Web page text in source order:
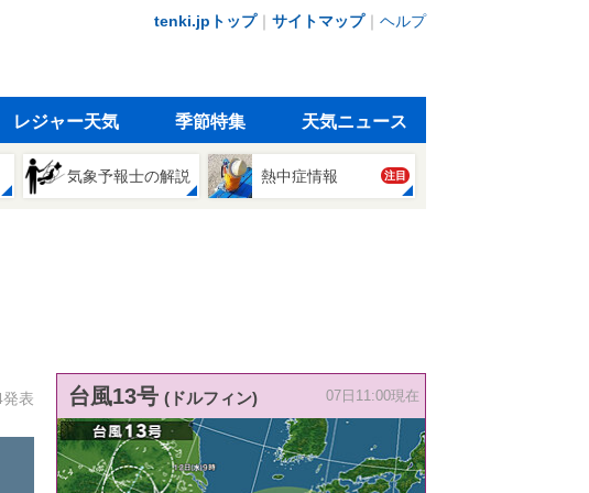
tenki.jpトップ｜ サイトマップ｜ ヘルプ
レジャー天気 季節特集 天気ニュース
気象予報士の解説 熱中症情報 注目
表 台風13号 (ドルフィン) 07日11:00現在